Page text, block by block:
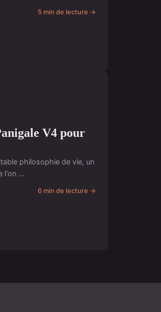
5 min de lecture →
V4 pour
philosophie de vie, un
l'on ...
6 min de lecture →